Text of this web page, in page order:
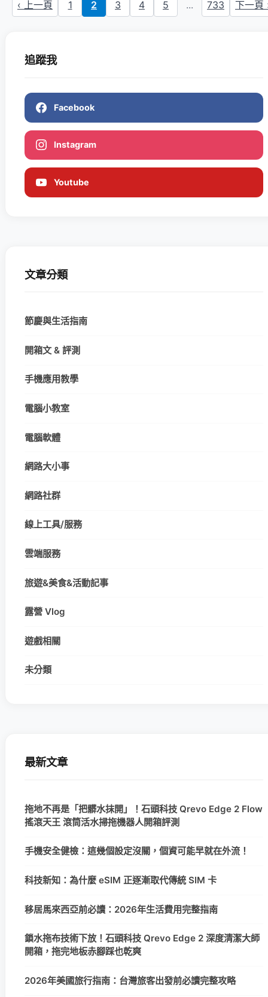
‹ 上一頁 1 2 3 4 5 ... 733 下一頁
追蹤我
Facebook
Instagram
Youtube
文章分類
節慶與生活指南
開箱文 & 評測
手機應用教學
電腦小教室
電腦軟體
網路大小事
網路社群
線上工具/服務
雲端服務
旅遊&美食&活動記事
露營 Vlog
遊戲相關
未分類
最新文章
拖地不再是「把髒水抹開」！石頭科技 Qrevo Edge 2 Flow
搖滾天王 滾筒活水掃拖機器人開箱評測
手機安全健檢：這幾個設定沒關，個資可能早就在外流！
科技新知：為什麼 eSIM 正逐漸取代傳統 SIM 卡
移居馬來西亞前必讀：2026年生活費用完整指南
鎖水拖布技術下放！石頭科技 Qrevo Edge 2 深度清潔大師
開箱，拖完地板赤腳踩也乾爽
2026年美國旅行指南：台灣旅客出發前必讀完整攻略